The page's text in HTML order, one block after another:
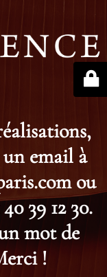
email à
ou
39 12 30.
mot de
!